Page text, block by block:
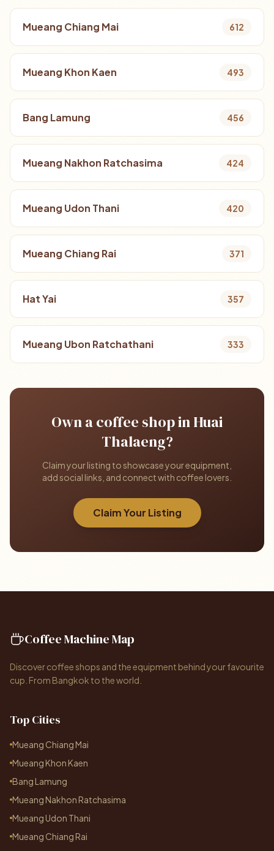
Mueang Chiang Mai 612
Mueang Khon Kaen 493
Bang Lamung 456
Mueang Nakhon Ratchasima 424
Mueang Udon Thani 420
Mueang Chiang Rai 371
Hat Yai 357
Mueang Ubon Ratchathani 333
Own a coffee shop in Huai
Thalaeng?
Claim your listing to showcase your equipment,
add social links, and connect with coffee lovers.
Claim Your Listing
Coffee Machine Map
Discover coffee shops and the equipment behind your favourite
cup. From Bangkok to the world.
Top Cities
Mueang Chiang Mai
Mueang Khon Kaen
Bang Lamung
Mueang Nakhon Ratchasima
Mueang Udon Thani
Mueang Chiang Rai